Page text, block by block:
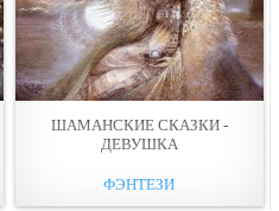
ШАМАНСКИЕ СКАЗКИ -
ДЕВУШКА
ФЭНТЕЗИ